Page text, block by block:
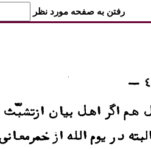
رفتن به صفحه مورد نظر